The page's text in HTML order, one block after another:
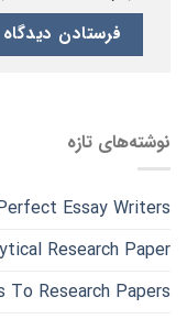
نوشته‌های تازه
Essay Writers
Research Paper
To Research Papers